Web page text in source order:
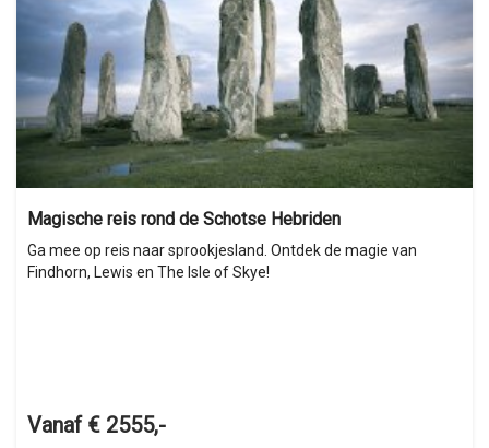
Magische reis rond de Schotse Hebriden
Ga mee op reis naar sprookjesland. Ontdek de magie van
Findhorn, Lewis en The Isle of Skye!
Vanaf € 2555,-